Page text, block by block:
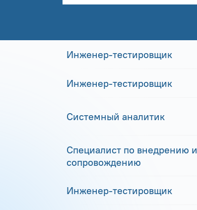
Инженер-тестировщик
Инженер-тестировщик
Системный аналитик
Специалист по внедрению и
сопровождению
Инженер-тестировщик